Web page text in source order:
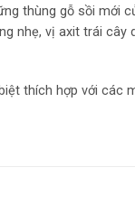
thùng gỗ sồi mới
nhẹ, vị axit trái cây
thích hợp với các